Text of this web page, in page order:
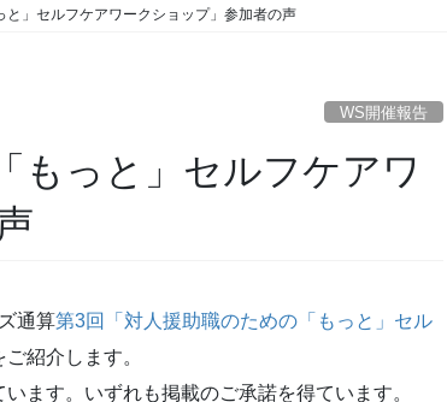
」セルフケアワークショップ」参加者の声
WS開催報告
通算第3回「対人援助職のための「もっと」セル
紹介します。
ます。いずれも掲載のご承諾を得ています。